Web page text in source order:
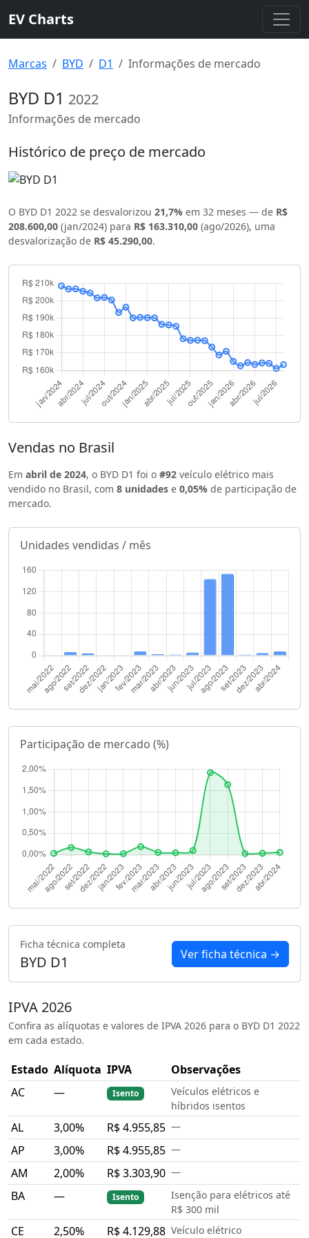
EV Charts
Marcas BYD D1 Informações de mercado
BYD D1 2022
Informações de mercado
Histórico de preço de mercado
O BYD D1 2022 se desvalorizou 21,7% em 32 meses — de R$
208.600,00 (jan/2024) para R$ 163.310,00 (ago/2026), uma
desvalorização de R$ 45.290,00.
Vendas no Brasil
Em abril de 2024, o BYD D1 foi o #92 veículo elétrico mais
vendido no Brasil, com 8 unidades e 0,05% de participação de
mercado.
Unidades vendidas / mês
Participação de mercado (%)
Ficha técnica completa
BYD D1 Ver ficha técnica →
IPVA 2026
Confira as alíquotas e valores de IPVA 2026 para o BYD D1 2022
em cada estado.
Estado Alíquota IPVA
Observações
AC
— Isento
Veículos elétricos e
híbridos isentos
AL 3,00% R$ 4.955,85 —
AP 3,00% R$ 4.955,85 —
AM 2,00% R$ 3.303,90 —
BA — Isento
Isenção para elétricos até
R$ 300 mil
CE 2,50% R$ 4.129,88 Veículo elétrico